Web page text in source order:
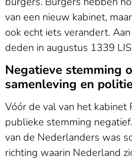
van een nieuw kabinet,
ook echt iets verandert.
deden in augustus 1339
Negatieve stemming
samenleving en
Vóór de val van het kabinet
publieke stemming
van de Nederlanders was
richting waarin Nederland